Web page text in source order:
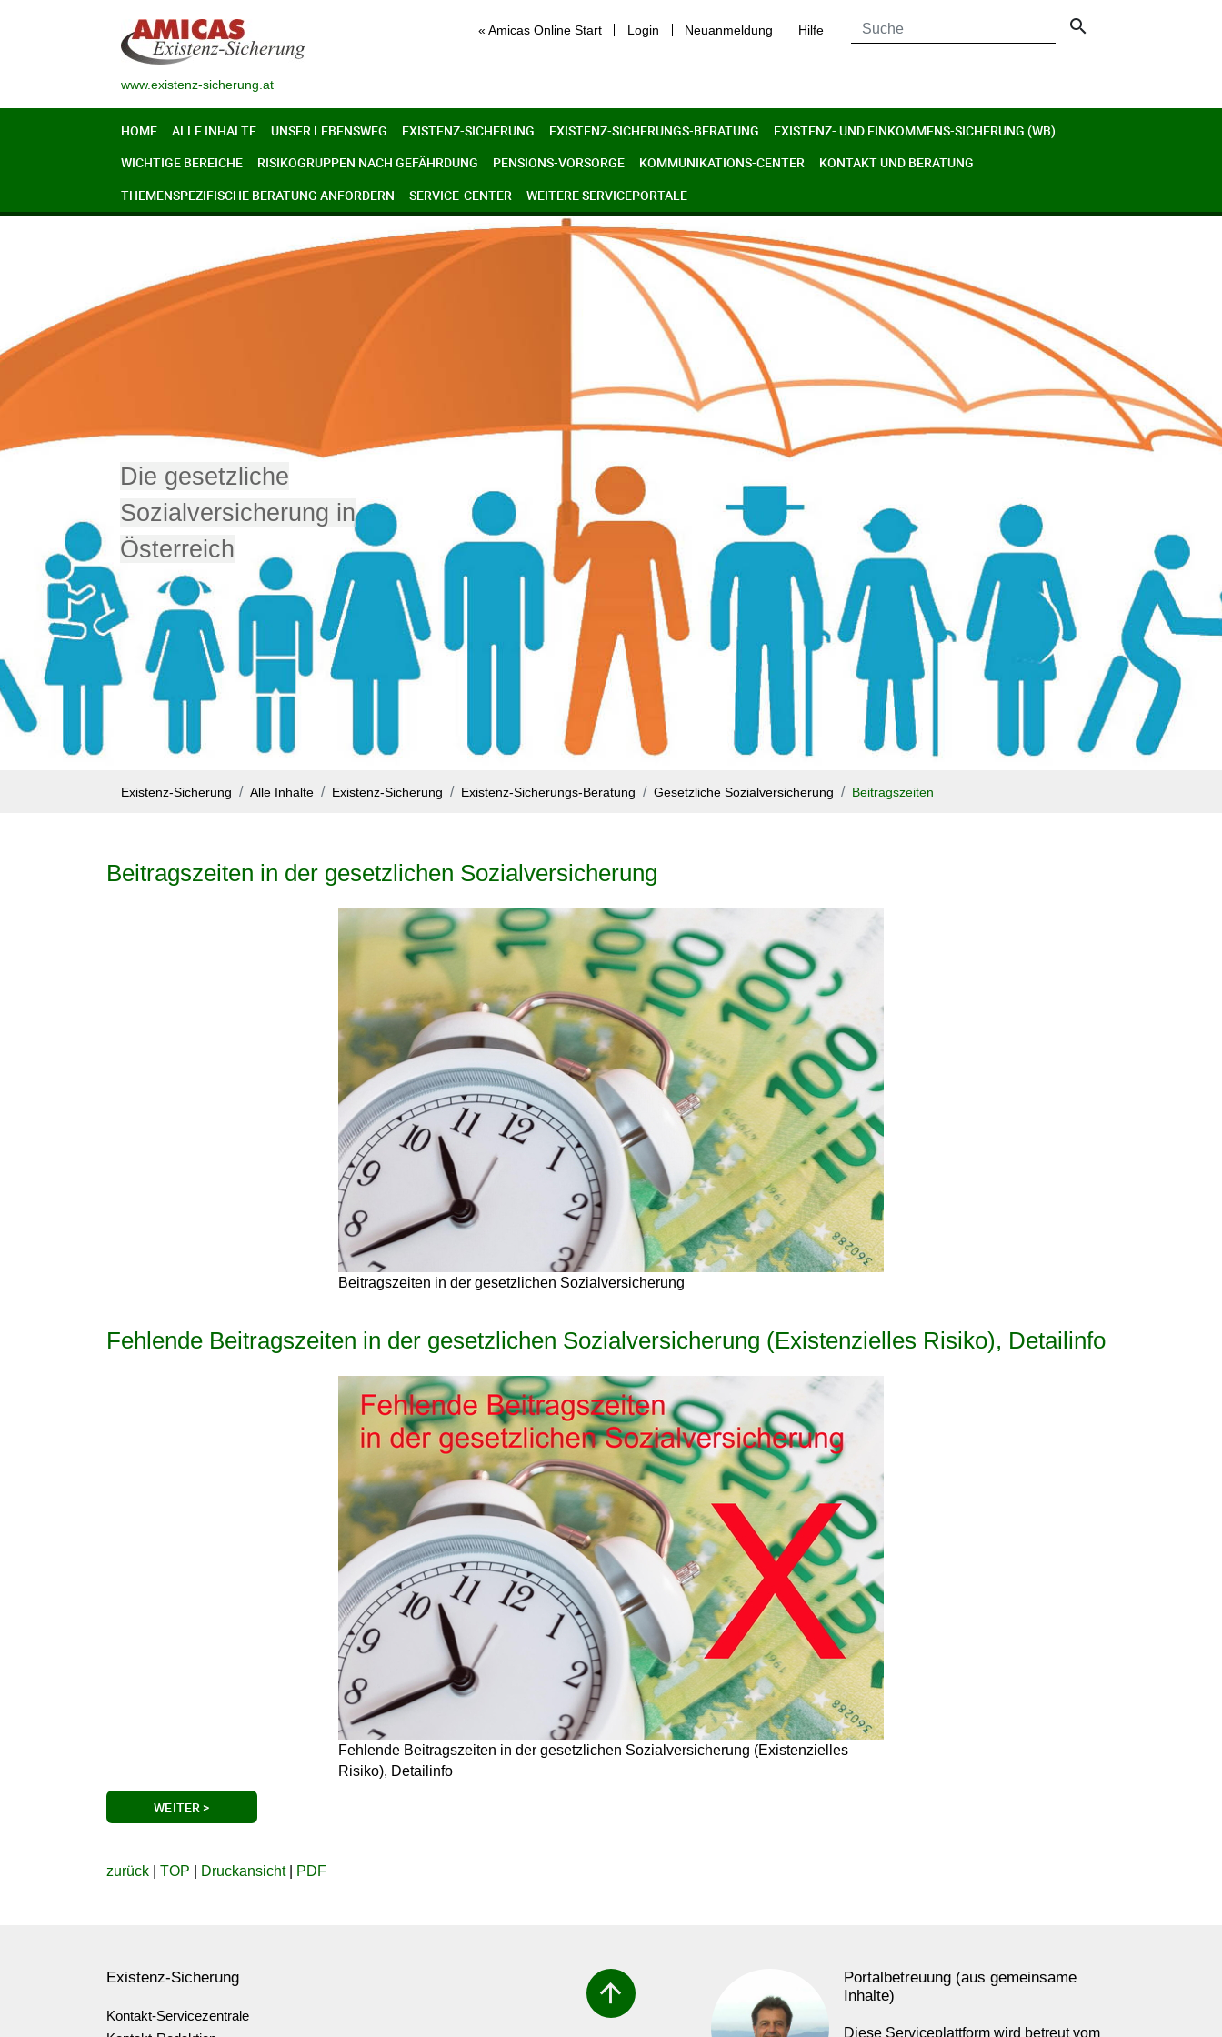
« Amicas Online Start Login Neuanmeldung Hilfe search
www.existenz-sicherung.at
HOME ALLE INHALTE UNSER LEBENSWEG EXISTENZ-SICHERUNG EXISTENZ-SICHERUNGS-BERATUNG
EXISTENZ- UND EINKOMMENS-SICHERUNG (WB)
WICHTIGE BEREICHE
RISIKOGRUPPEN NACH GEFÄHRDUNG PENSIONS-VORSORGE KOMMUNIKATIONS-CENTER
KONTAKT UND BERATUNG
THEMENSPEZIFISCHE BERATUNG ANFORDERN
SERVICE-CENTER WEITERE SERVICEPORTALE
Die gesetzliche
Sozialversicherung in
Österreich
Existenz-Sicherung Alle Inhalte Existenz-Sicherung Existenz-Sicherungs-Beratung Gesetzliche Sozialversicherung Beitragszeiten
Beitragszeiten in der gesetzlichen Sozialversicherung
Beitragszeiten in der gesetzlichen Sozialversicherung
Fehlende Beitragszeiten in der gesetzlichen Sozialversicherung (Existenzielles Risiko), Detailinfo
Fehlende Beitragszeiten in der gesetzlichen Sozialversicherung (Existenzielles
Risiko), Detailinfo
WEITER >
zurück TOP Druckansicht| PDF
arrow_upward
Portalbetreuung (aus gemeinsame
Inhalte)
Diese Serviceplattform wird betreut vom
Existenz-Sicherung
Kontakt-Servicezentrale